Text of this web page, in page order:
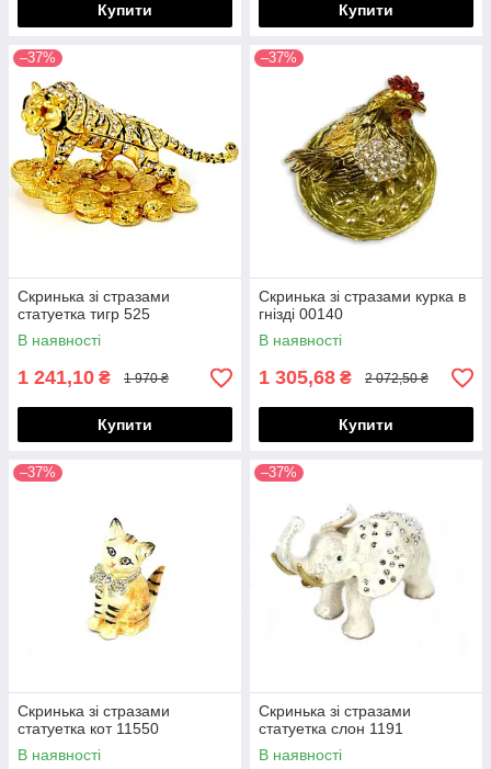
Купити Купити
–37%
Скринька зі стразами
статуетка тигр 525
В наявності
1 241,10 ₴ 1 970 ₴
Купити
–37%
Скринька зі стразами курка в
гнізді 00140
В наявності
1 305,68 ₴ 2 072,50 ₴
Купити
–37%
Скринька зі стразами
статуетка кот 11550
В наявності
–37%
Скринька зі стразами
статуетка слон 1191
В наявності